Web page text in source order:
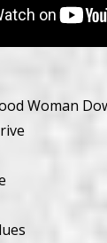
Woman